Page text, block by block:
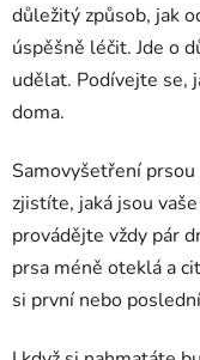
důležitý způsob, jak
úspěšně léčit. Jde o
udělat. Podívejte se,
doma.
Samovyšetření
zjistíte, jaká jsou
provádějte vždy pár
prsa méně oteklá a
si první nebo